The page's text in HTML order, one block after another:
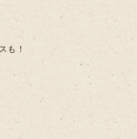
も！